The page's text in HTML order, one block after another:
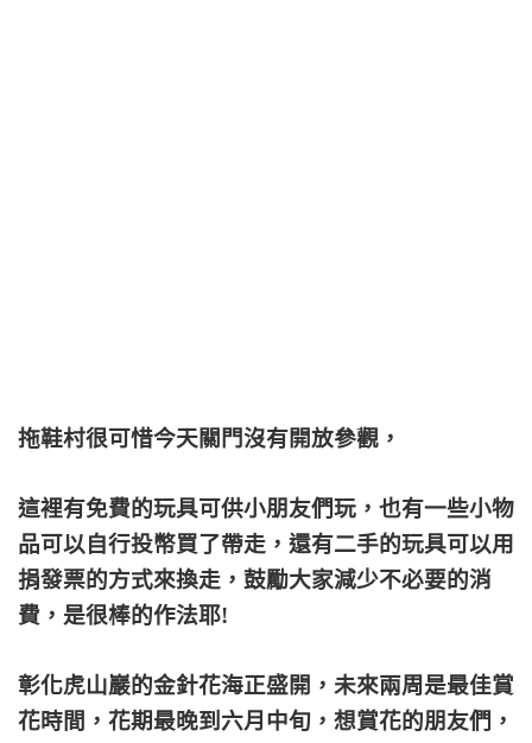
拖鞋村很可惜今天關門沒有開放參觀，
這裡有免費的玩具可供小朋友們玩，也有一些小物
品可以自行投幣買了帶走，還有二手的玩具可以用
捐發票的方式來換走，鼓勵大家減少不必要的消
費，是很棒的作法耶!
彰化虎山巖的金針花海正盛開，未來兩周是最佳賞
花時間，花期最晚到六月中旬，想賞花的朋友們，